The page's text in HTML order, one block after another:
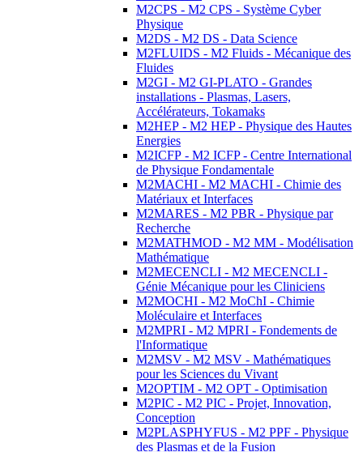
M2CPS - M2 CPS - Système Cyber
Physique
M2DS - M2 DS - Data Science
M2FLUIDS - M2 Fluids - Mécanique des
Fluides
M2GI - M2 GI-PLATO - Grandes
installations - Plasmas, Lasers,
Accélérateurs, Tokamaks
M2HEP - M2 HEP - Physique des Hautes
Energies
M2ICFP - M2 ICFP - Centre International
de Physique Fondamentale
M2MACHI - M2 MACHI - Chimie des
Matériaux et Interfaces
M2MARES - M2 PBR - Physique par
Recherche
M2MATHMOD - M2 MM - Modélisation
Mathématique
M2MECENCLI - M2 MECENCLI -
Génie Mécanique pour les Cliniciens
M2MOCHI - M2 MoChI - Chimie
Moléculaire et Interfaces
M2MPRI - M2 MPRI - Fondements de
l'Informatique
M2MSV - M2 MSV - Mathématiques
pour les Sciences du Vivant
M2OPTIM - M2 OPT - Optimisation
M2PIC - M2 PIC - Projet, Innovation,
Conception
M2PLASPHYFUS - M2 PPF - Physique
des Plasmas et de la Fusion